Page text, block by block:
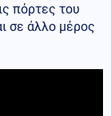
πόρτες του
σε άλλο μέρος